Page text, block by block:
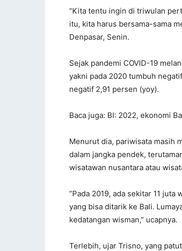
“Kita tentu ingin di triwulan
itu, kita harus bersama-sama
Denpasar, Senin.
Sejak pandemi COVID-19
yakni pada 2020 tumbuh
negatif 2,91 persen (yoy).
Baca juga: BI: 2022, ekonomi
Menurut dia, pariwisata masih
dalam jangka pendek,
wisatawan nusantara atau
“Pada 2019, ada sekitar 11
yang bisa ditarik ke Bali.
kedatangan wisman,” ucapnya.
Terlebih, ujar Trisno, yang